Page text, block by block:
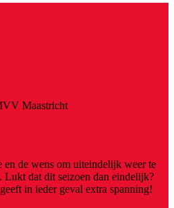
Maastricht
en de wens om uiteindelijk weer te
Lukt dat dit seizoen dan eindelijk?
in ieder geval extra spanning!